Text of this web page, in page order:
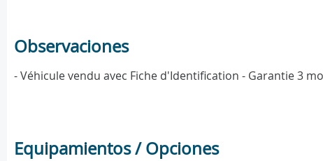
Observaciones
- Véhicule vendu avec Fiche d'Identification - Garantie 3
Equipamientos / Opciones